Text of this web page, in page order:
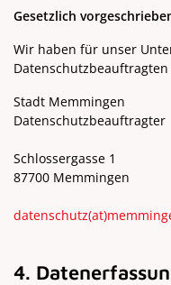
Gesetzlich
Wir haben für unser
Stadt Memmingen
Datenschutzbeauftragter
Schlossergasse 1
87700 Memmingen
datenschutz(at)
4.